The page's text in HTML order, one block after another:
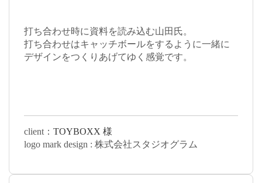
打ち合わせ時に資料を読み込む山田氏。
打ち合わせはキャッチボールをするように一緒に
デザインをつくりあげてゆく感覚です。
client： TOYBOXX 様
logo mark design : 株式会社スタジオグラム